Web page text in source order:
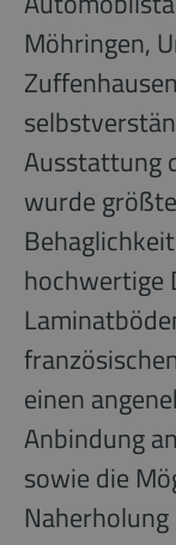
Möhringen,
Ausstattung
wurde
hochwertige
einen
Anbindung
sowie die